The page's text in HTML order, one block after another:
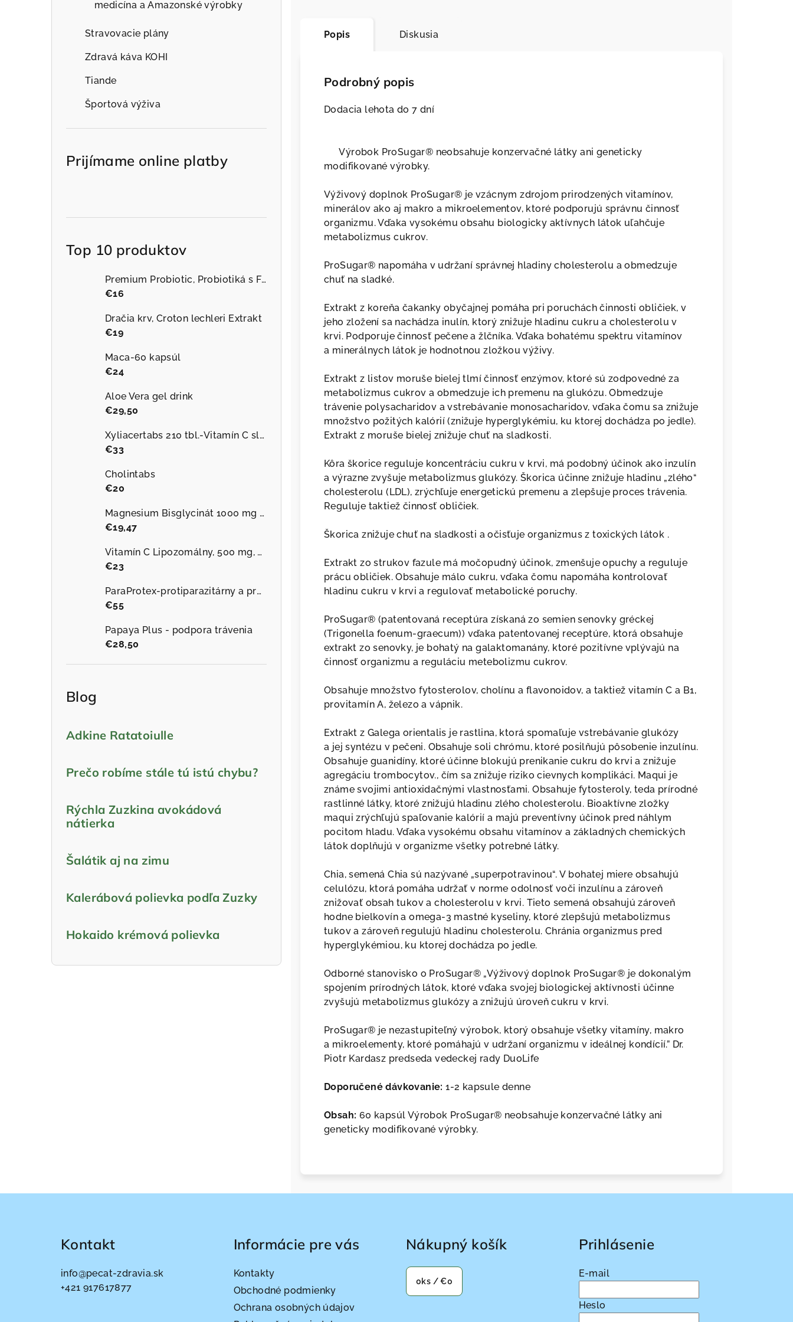
medicína a Amazonské výrobky
Stravovacie plány
Zdravá káva KOHI
Tiande
Športová výživa
Prijímame online platby
Top 10 produktov
Premium Probiotic, Probiotiká s FOS, 10 miliárd CFU, 10 kmeňov, 60 veg kapsúl
€16
Dračia krv, Croton lechleri Extrakt
€19
Maca-60 kapsúl
€24
Aloe Vera gel drink
€29,50
Xyliacertabs 210 tbl.-Vitamín C sladený xylitolom
€33
Cholintabs
€20
Magnesium Bisglycinát 1000 mg plus B6 90 kapsúl
€19,47
Vitamín C Lipozomálny, 500 mg, 60 vegánskych kapsúl
€23
ParaProtex-protiparazitárny a protiplesňový
€55
Papaya Plus - podpora trávenia
€28,50
Blog
Adkine Ratatoiulle
Prečo robíme stále tú istú chybu?
Rýchla Zuzkina avokádová
nátierka
Šalátik aj na zimu
Kalerábová polievka podľa Zuzky
Hokaido krémová polievka
Popis Diskusia
Podrobný popis
Dodacia lehota do 7 dní
Výrobok ProSugar® neobsahuje konzervačné látky ani geneticky
modifikované výrobky.
Výživový doplnok ProSugar® je vzácnym zdrojom prirodzených vitamínov,
minerálov ako aj makro a mikroelementov, ktoré podporujú správnu činnosť
organizmu. Vďaka vysokému obsahu biologicky aktívnych látok uľahčuje
metabolizmus cukrov.
ProSugar® napomáha v udržaní správnej hladiny cholesterolu a obmedzuje
chuť na sladké.
Extrakt z koreňa čakanky obyčajnej pomáha pri poruchách činnosti obličiek, v
jeho zložení sa nachádza inulín, ktorý znižuje hladinu cukru a cholesterolu v
krvi. Podporuje činnosť pečene a žlčníka. Vďaka bohatému spektru vitamínov
a minerálnych látok je hodnotnou zložkou výživy.
Extrakt z listov moruše bielej tlmí činnosť enzýmov, ktoré sú zodpovedné za
metabolizmus cukrov a obmedzuje ich premenu na glukózu. Obmedzuje
trávenie polysacharidov a vstrebávanie monosacharidov, vďaka čomu sa znižuje
množstvo požitých kalórií (znižuje hyperglykémiu, ku ktorej dochádza po jedle).
Extrakt z moruše bielej znižuje chuť na sladkosti.
Kôra škorice reguluje koncentráciu cukru v krvi, má podobný účinok ako inzulín
a výrazne zvyšuje metabolizmus glukózy. Škorica účinne znižuje hladinu „zlého“
cholesterolu (LDL), zrýchľuje energetickú premenu a zlepšuje proces trávenia.
Reguluje taktiež činnosť obličiek.
Škorica znižuje chuť na sladkosti a očisťuje organizmus z toxických látok .
Extrakt zo strukov fazule má močopudný účinok, zmenšuje opuchy a reguluje
prácu obličiek. Obsahuje málo cukru, vďaka čomu napomáha kontrolovať
hladinu cukru v krvi a regulovať metabolické poruchy.
ProSugar® (patentovaná receptúra získaná zo semien senovky gréckej
(Trigonella foenum-graecum)) vďaka patentovanej receptúre, ktorá obsahuje
extrakt zo senovky, je bohatý na galaktomanány, ktoré pozitívne vplývajú na
činnosť organizmu a reguláciu metebolizmu cukrov.
Obsahuje množstvo fytosterolov, cholínu a flavonoidov, a taktiež vitamín C a B1,
provitamín A, železo a vápnik.
Extrakt z Galega orientalis je rastlina, ktorá spomaľuje vstrebávanie glukózy
a jej syntézu v pečeni. Obsahuje soli chrómu, ktoré posilňujú pôsobenie inzulínu.
Obsahuje guanidíny, ktoré účinne blokujú prenikanie cukru do krvi a znižuje
agregáciu trombocytov., čím sa znižuje riziko cievnych komplikáci. Maqui je
známe svojimi antioxidačnými vlastnosťami. Obsahuje fytosteroly, teda prírodné
rastlinné látky, ktoré znižujú hladinu zlého cholesterolu. Bioaktívne zložky
maqui zrýchľujú spaľovanie kalórií a majú preventívny účinok pred náhlym
pocitom hladu. Vďaka vysokému obsahu vitamínov a základných chemických
látok doplňujú v organizme všetky potrebné látky.
Chia, semená Chia sú nazývané „superpotravinou“. V bohatej miere obsahujú
celulózu, ktorá pomáha udržať v norme odolnosť voči inzulínu a zároveň
znižovať obsah tukov a cholesterolu v krvi. Tieto semená obsahujú zároveň
hodne bielkovín a omega-3 mastné kyseliny, ktoré zlepšujú metabolizmus
tukov a zároveň regulujú hladinu cholesterolu. Chránia organizmus pred
hyperglykémiou, ku ktorej dochádza po jedle.
Odborné stanovisko o ProSugar® „Výživový doplnok ProSugar® je dokonalým
spojením prírodných látok, ktoré vďaka svojej biologickej aktívnosti účinne
zvyšujú metabolizmus glukózy a znižujú úroveň cukru v krvi.
ProSugar® je nezastupiteľný výrobok, ktorý obsahuje všetky vitamíny, makro
a mikroelementy, ktoré pomáhajú v udržaní organizmu v ideálnej kondícií.” Dr.
Piotr Kardasz predseda vedeckej rady DuoLife
Doporučené dávkovanie: 1-2 kapsule denne
Obsah: 60 kapsúl Výrobok ProSugar® neobsahuje konzervačné látky ani
geneticky modifikované výrobky.
Kontakt
info@pecat-zdravia.sk
+421 917617877
Informácie pre vás
Kontakty
Obchodné podmienky
Ochrana osobných údajov
Nákupný košík
0ks /€0
Prihlásenie
E-mail
Heslo